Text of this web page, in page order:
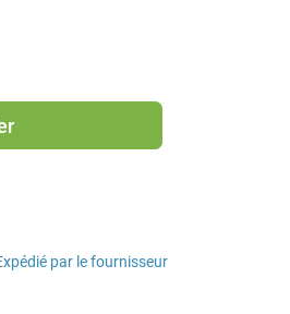
par le fournisseur